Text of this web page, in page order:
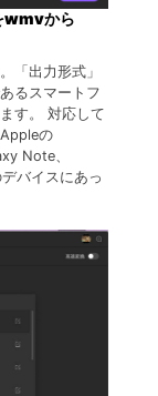
wmvから
「出力形式」
るスマートフ
す。 対応して
の
Note、
バイスにあっ